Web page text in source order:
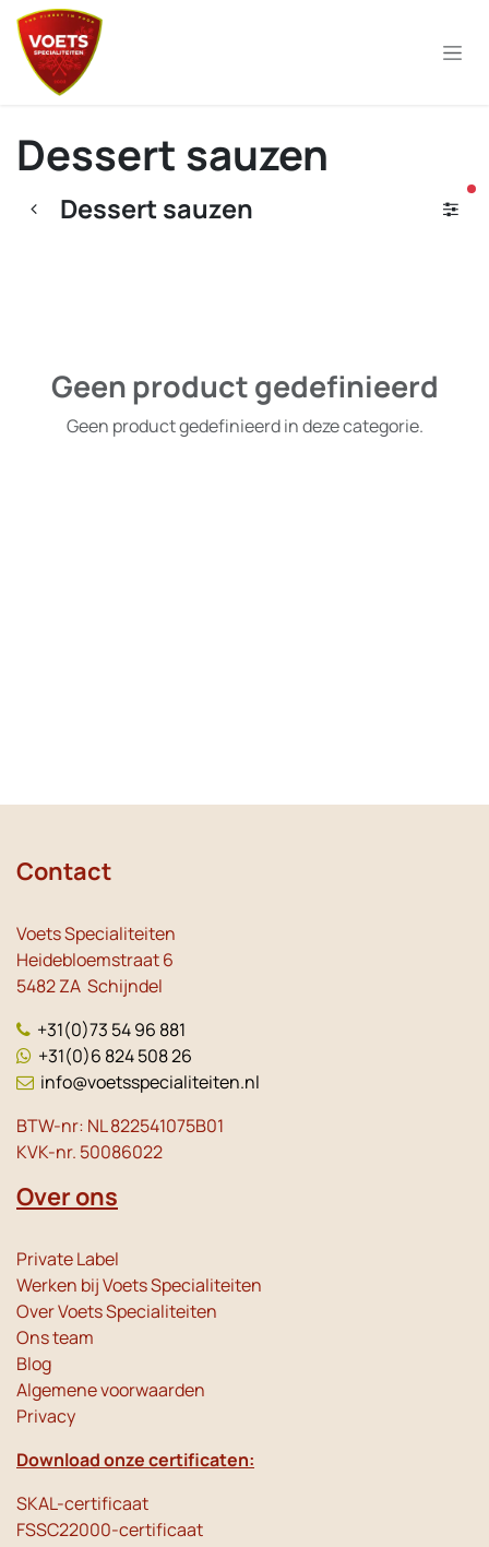
Overslaan naar inhoud
Dessert sauzen
Dessert sauzen
Geen product gedefinieerd
Geen product gedefinieerd in deze categorie.
Contact
Voets Specialiteiten
Heidebloemstraat 6
5482 ZA Schijndel
+31(0)73 54 96 881
+31(0)6 824 508 26
info@voetsspecialiteiten.nl
BTW-nr: NL 822541075B01
KVK-nr. 50086022
Over ons
Private Label
Werken bij Voets Specialiteiten
Over Voets Specialiteiten
Ons team
Blog
Algemene voorwaarden
Privacy
Download onze certificaten:
SKAL-certificaat
FSSC22000-certificaat